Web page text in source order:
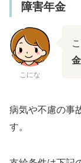
障害年金
こにな
金
病気や不慮の事
す。